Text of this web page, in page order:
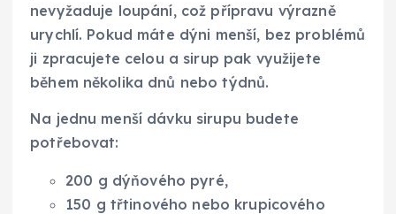
nevyžaduje loupání, což přípravu výrazně
urychlí. Pokud máte dýni menší, bez problémů
ji zpracujete celou a sirup pak využijete
během několika dnů nebo týdnů.
Na jednu menší dávku sirupu budete
potřebovat:
200 g dýňového pyré,
150 g třtinového nebo krupicového